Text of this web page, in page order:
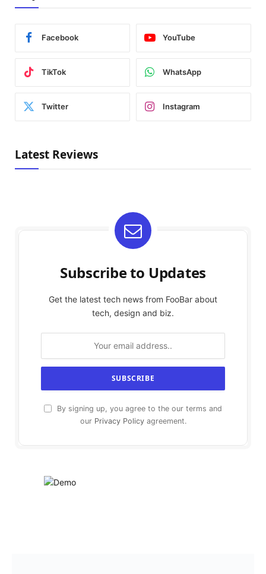
Facebook YouTube
TikTok WhatsApp
Twitter Instagram
Latest Reviews
Subscribe to Updates
Get the latest tech news from FooBar about
tech, design and biz.
By signing up, you agree to the our terms and
our Privacy Policyagreement.